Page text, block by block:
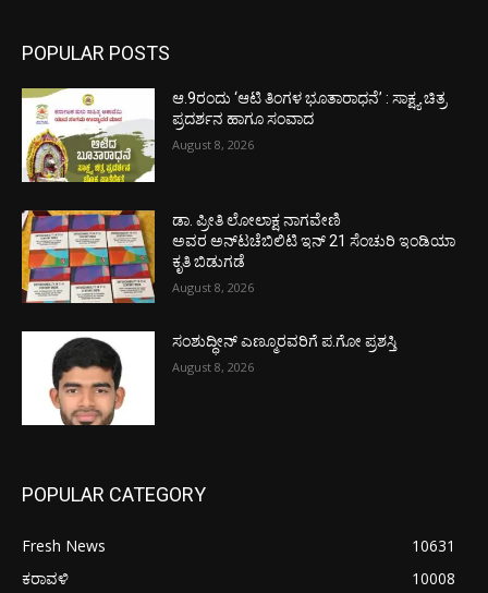
POPULAR POSTS
ಆ.9ರಂದು ‘ಆಟಿ ತಿಂಗಳ ಭೂತಾರಾಧನೆ’ : ಸಾಕ್ಷ್ಯ ಚಿತ್ರ
ಪ್ರದರ್ಶನ ಹಾಗೂ ಸಂವಾದ
August 8, 2026
ಡಾ. ಪ್ರೀತಿ ಲೋಲಾಕ್ಷ ನಾಗವೇಣಿ
ಅವರ ಅನ್‌ಟಚೆಬಿಲಿಟಿ ಇನ್ 21 ಸೆಂಚುರಿ ಇಂಡಿಯಾ
ಕೃತಿ ಬಿಡುಗಡೆ
August 8, 2026
ಸಂಶುದ್ಧೀನ್ ಎಣ್ಮೂರವರಿಗೆ ಪ.ಗೋ ಪ್ರಶಸ್ತಿ
August 8, 2026
POPULAR CATEGORY
Fresh News
10631
ಕರಾವಳಿ
10008